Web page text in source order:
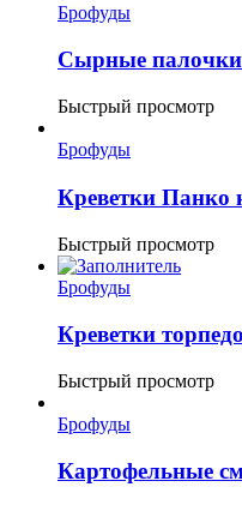
Брофуды
Сырные
Быстрый просмотр
Брофуды
Креветки Панко
Быстрый просмотр
Брофуды
Креветки торпедо
Быстрый просмотр
Брофуды
Картофельные